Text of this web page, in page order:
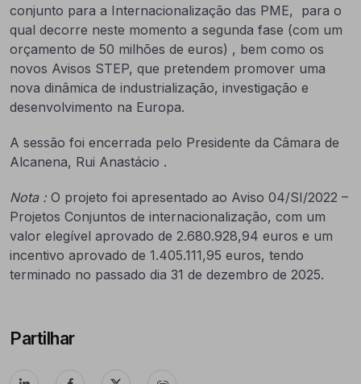
conjunto para a Internacionalização das PME, para o
qual decorre neste momento a segunda fase (com um
orçamento de 50 milhões de euros) , bem como os
novos Avisos STEP, que pretendem promover uma
nova dinâmica de industrialização, investigação e
desenvolvimento na Europa.
A sessão foi encerrada pelo Presidente da Câmara de
Alcanena, Rui Anastácio .
Nota : O projeto foi apresentado ao Aviso 04/SI/2022 –
Projetos Conjuntos de internacionalização, com um
valor elegível aprovado de 2.680.928,94 euros e um
incentivo aprovado de 1.405.111,95 euros, tendo
terminado no passado dia 31 de dezembro de 2025.
Partilhar